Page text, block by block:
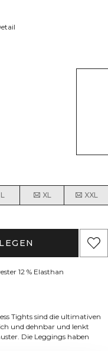
L XL XXL
12 % Elasthan
Tights sind die ultimativen
und dehnbar und lenkt
Die Leggings haben